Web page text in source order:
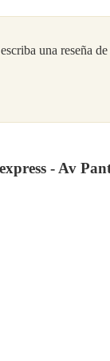
una reseña
- Av